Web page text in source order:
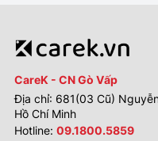
CareK - CN Gò Vấp
Địa chỉ: 681(03 Cũ)
Hồ Chí Minh
Hotline: 09.1800.5859